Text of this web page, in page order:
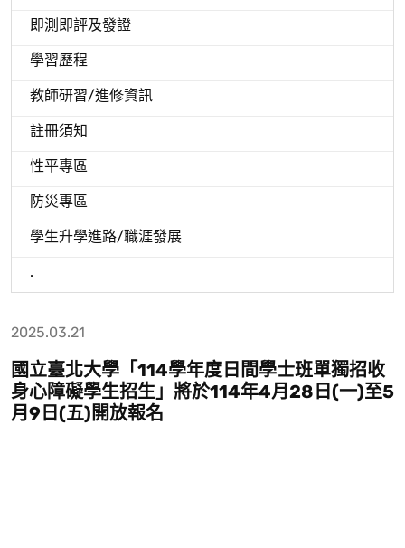
即測即評及發證
學習歷程
教師研習/進修資訊
註冊須知
性平專區
防災專區
學生升學進路/職涯發展
.
2025.03.21
國立臺北大學「114學年度日間學士班單獨招收
身心障礙學生招生」將於114年4月28日(一)至5
月9日(五)開放報名